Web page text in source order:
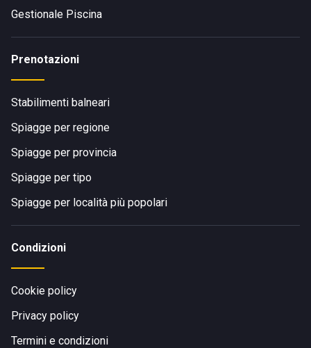
Gestionale Piscina
Prenotazioni
Stabilimenti balneari
Spiagge per regione
Spiagge per provincia
Spiagge per tipo
Spiagge per località più popolari
Condizioni
Cookie policy
Privacy policy
Termini e condizioni